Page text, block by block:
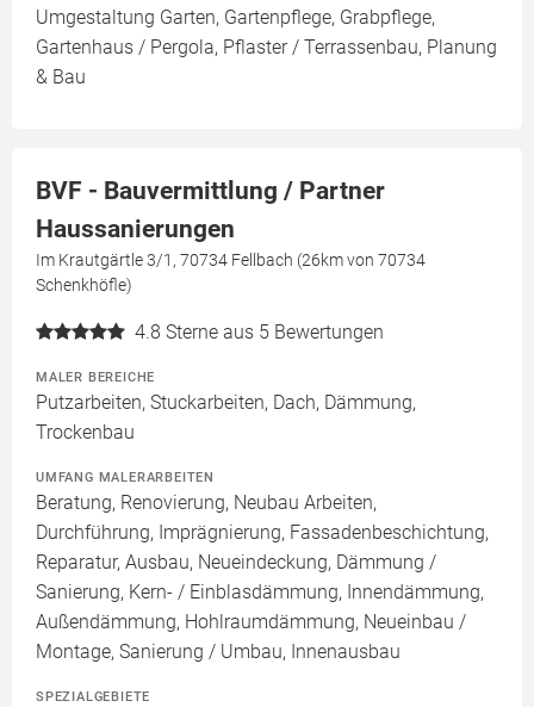
Umgestaltung Garten, Gartenpflege, Grabpflege,
Gartenhaus / Pergola, Pflaster / Terrassenbau, Planung
& Bau
BVF - Bauvermittlung / Partner
Haussanierungen
Im Krautgärtle 3/1, 70734 Fellbach (26km von 70734
Schenkhöfle)
4.8 Sterne aus 5 Bewertungen
MALER BEREICHE
Putzarbeiten, Stuckarbeiten, Dach, Dämmung,
Trockenbau
UMFANG MALERARBEITEN
Beratung, Renovierung, Neubau Arbeiten,
Durchführung, Imprägnierung, Fassadenbeschichtung,
Reparatur, Ausbau, Neueindeckung, Dämmung /
Sanierung, Kern- / Einblasdämmung, Innendämmung,
Außendämmung, Hohlraumdämmung, Neueinbau /
Montage, Sanierung / Umbau, Innenausbau
SPEZIALGEBIETE